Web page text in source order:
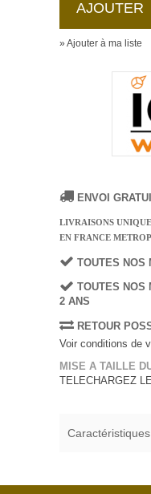
» Ajouter à ma liste
ENVOI
LIVRAISONS
EN FRANCE
TOUTES NOS
TOUTES NOS
2 ANS
RETOUR
Voir conditions de
MISE A TAILLE
TELECHARGEZ
Caractéristiques